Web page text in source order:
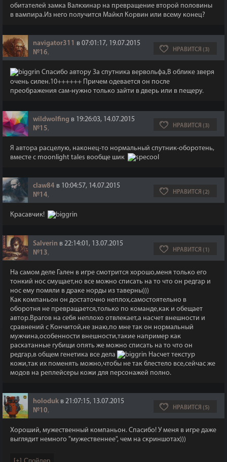
обитателей замка Валкхинар на превращение второй половины
в вампира.Из него получится Майкл Корвин или всему конец?
navigator311 в 07:01:17, 19.07.2015
№16, НРАВИТСЯ (3)
Спасибо автору За спутника вервольфа,В облике зверя
очень силен.10++++++ Причем одевается он после
преображения сам-нужно только зайти в дверь или в пещеру.
wildwolfing в 19:26:03, 14.07.2015
№15, НРАВИТСЯ (3)
Я автора расцелую, наконец-то нормальный спутник-оборотень,
вместе с moonlight tales вообще шик
claw84 в 10:04:57, 14.07.2015
№14, НРАВИТСЯ (2)
Красавчик!
Salverin в 22:14:01, 13.07.2015
№13, НРАВИТСЯ (1)
На самом деле Гален в игре смотрится хорошо,меня только его
тонкий нос смущает,но все можно списать на то что он редгар и
нос ему помяли в драке норды из таверны)))
Как компаньон он достаточно неплох,самостоятельно в
оборотня не превращается,только по команде,как и обещает
автор.Врагов на себя неплохо отвлекает,а насчет внешности и
сравнений с Кончитой,не знаю,по мне так он нормальный
мужчина,особенности внешности,такие например как
раскатанные губищи опять же можно списать на то что он
редгар,в общем генетика все дела
Насчет текстур
кожи,так их поменять можно,чтобы не так блестело все,сейчас же
модов на реплейсеры кожи для персонажей полно.
holoduk в 21:07:15, 13.07.2015
№10, НРАВИТСЯ (5)
Хороший, мужественный компаньон. Спасибо! У меня в игре даже
выглядит немного "мужественнее", чем на скриншотах)))